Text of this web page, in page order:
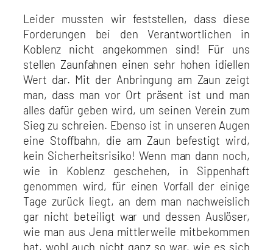
Leider mussten wir feststellen, dass diese
Forderungen bei den Verantwortlichen in
Koblenz nicht angekommen sind! Für uns
stellen Zaunfahnen einen sehr hohen idiellen
Wert dar. Mit der Anbringung am Zaun zeigt
man, dass man vor Ort präsent ist und man
alles dafür geben wird, um seinen Verein zum
Sieg zu schreien. Ebenso ist in unseren Augen
eine Stoffbahn, die am Zaun befestigt wird,
kein Sicherheitsrisiko! Wenn man dann noch,
wie in Koblenz geschehen, in Sippenhaft
genommen wird, für einen Vorfall der einige
Tage zurück liegt, an dem man nachweislich
gar nicht beteiligt war und dessen Auslöser,
wie man aus Jena mittlerweile mitbekommen
hat, wohl auch nicht ganz so war, wie es sich